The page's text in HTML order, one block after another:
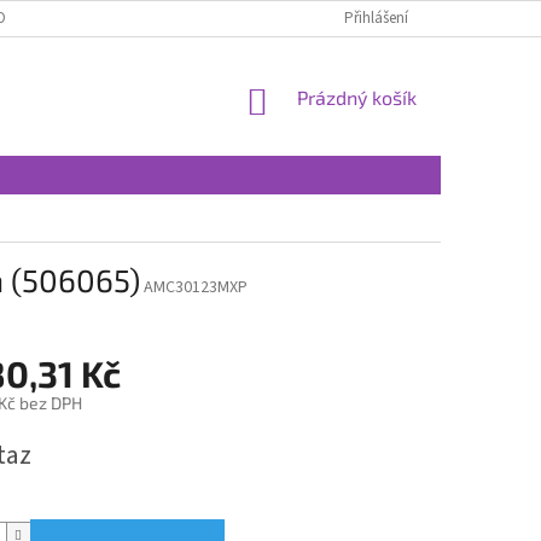
ÚDAJŮ Přihlášení
NÁKUPNÍ
Prázdný košík
(506065) AMC30123MXP
Kč
bez DPH